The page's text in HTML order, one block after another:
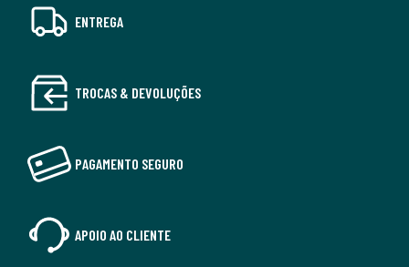
ENTREGA
TROCAS & DEVOLUÇÕES
PAGAMENTO SEGURO
APOIO AO CLIENTE